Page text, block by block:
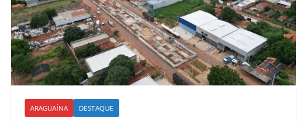
ARAGUAÍNA DESTAQUE